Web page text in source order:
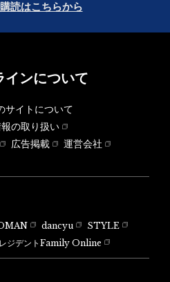
読はこちらから
インについて
サイトについて
の取り扱い
広告掲載
運営会社
dancyu
STYLE
ジデントFamily Online